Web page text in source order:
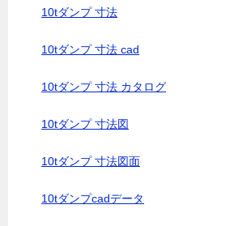
10tダンプ 寸法
10tダンプ 寸法 cad
10tダンプ 寸法 カタログ
10tダンプ 寸法図
10tダンプ 寸法図面
10tダンプcadデータ